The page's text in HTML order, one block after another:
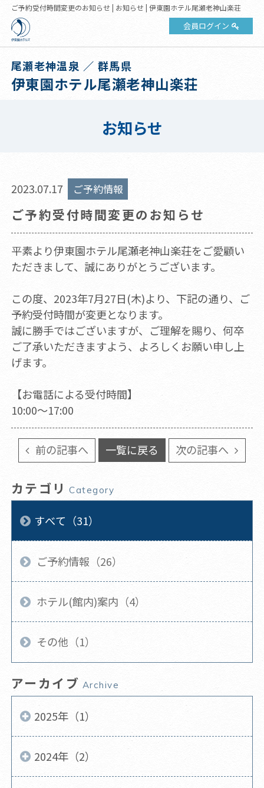
ご予約受付時間変更のお知らせ | お知らせ | 伊東園ホテル尾瀬老神山楽荘
会員ログイン
尾瀬老神温泉 ／ 群馬県
伊東園ホテル尾瀬老神山楽荘
お知らせ
2023.07.17 ご予約情報
ご予約受付時間変更のお知らせ
平素より伊東園ホテル尾瀬老神山楽荘をご愛顧い
ただきまして、誠にありがとうございます。
この度、2023年7月27日(木)より、下記の通り、ご
予約受付時間が変更となります。
誠に勝手ではございますが、ご理解を賜り、何卒
ご了承いただきますよう、よろしくお願い申し上
げます。
【お電話による受付時間】
10:00～17:00
前の記事へ 一覧に戻る 次の記事へ
カテゴリ Category
すべて（31）
ご予約情報（26）
ホテル(館内)案内（4）
その他（1）
アーカイブ Archive
2025年（1）
2024年（2）